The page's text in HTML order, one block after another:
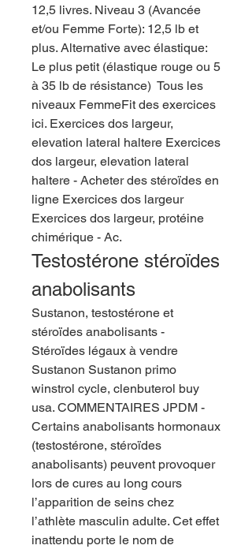
12,5 livres. Niveau 3 (Avancée
et/ou Femme Forte): 12,5 lb et
plus. Alternative avec élastique:
Le plus petit (élastique rouge ou 5
à 35 lb de résistance) ️ Tous les
niveaux FemmeFit des exercices
ici. Exercices dos largeur,
elevation lateral haltere Exercices
dos largeur, elevation lateral
haltere - Acheter des stéroïdes en
ligne Exercices dos largeur
Exercices dos largeur, protéine
chimérique - Ac.
Testostérone stéroïdes
anabolisants
Sustanon, testostérone et
stéroïdes anabolisants -
Stéroïdes légaux à vendre
Sustanon Sustanon primo
winstrol cycle, clenbuterol buy
usa. COMMENTAIRES JPDM -
Certains anabolisants hormonaux
(testostérone, stéroïdes
anabolisants) peuvent provoquer
lors de cures au long cours
l’apparition de seins chez
l’athlète masculin adulte. Cet effet
inattendu porte le nom de